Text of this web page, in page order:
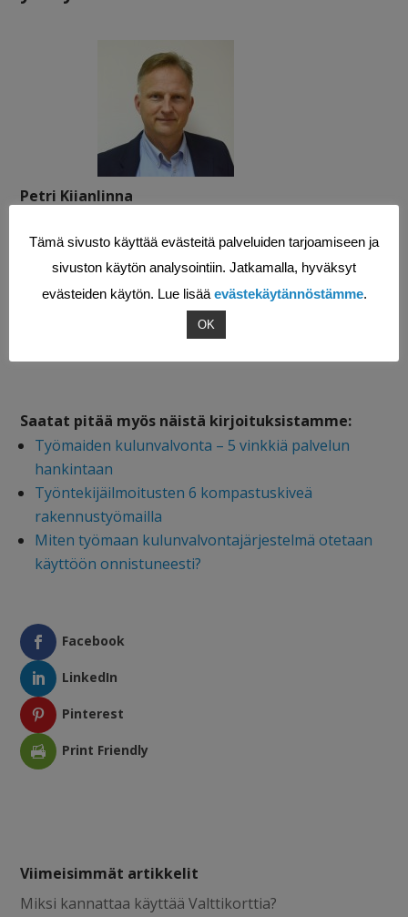
Petri Kiianlinna
sposti:petri.kiianlinna@loginets.com
puhelin: +358 50 552 7533
Saatat pitää myös näistä kirjoituksistamme:
Työmaiden kulunvalvonta – 5 vinkkiä palvelun
hankintaan
Työntekijäilmoitusten 6 kompastuskiveä
rakennustyömailla
Miten työmaan kulunvalvontajärjestelmä otetaan
käyttöön onnistuneesti?
Facebook
LinkedIn
Pinterest
Print Friendly
Viimeisimmät artikkelit
Miksi kannattaa käyttää Valttikorttia?
Tämä sivusto käyttää evästeitä palveluiden tarjoamiseen ja
sivuston käytön analysointiin. Jatkamalla, hyväksyt
evästeiden käytön. Lue lisää evästekäytännöstämme.
OK